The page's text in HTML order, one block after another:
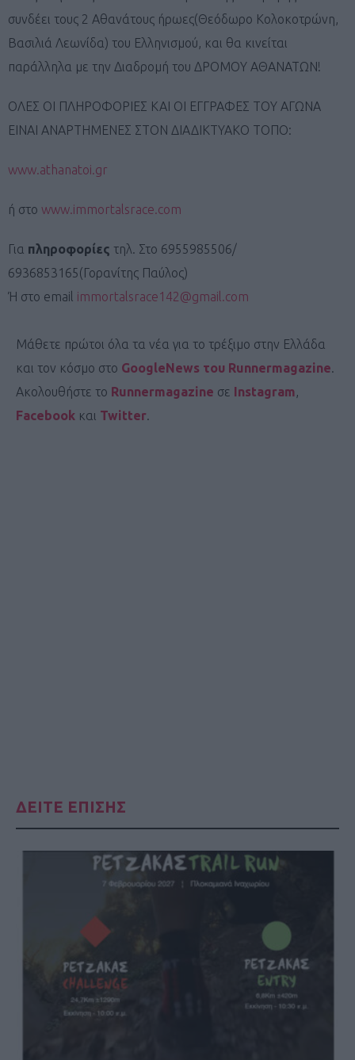
συνδέει τους 2 Αθανάτους ήρωες(Θεόδωρο Κολοκοτρώνη,
Βασιλιά Λεωνίδα) του Ελληνισμού, και θα κινείται
παράλληλα με την Διαδρομή του ΔΡΟΜΟΥ ΑΘΑΝΑΤΩΝ!
ΟΛΕΣ ΟΙ ΠΛΗΡΟΦΟΡΙΕΣ ΚΑΙ ΟΙ ΕΓΓΡΑΦΕΣ ΤΟΥ ΑΓΩΝΑ
ΕΙΝΑΙ ΑΝΑΡΤΗΜΕΝΕΣ ΣΤΟΝ ΔΙΑΔΙΚΤΥΑΚΟ ΤΟΠΟ:
www.athanatoi.gr
ή στο www.immortalsrace.com
Για πληροφορίες τηλ. Στο 6955985506/
6936853165(Γορανίτης Παύλος)
Ή στο email immortalsrace142@gmail.com
Μάθετε πρώτοι όλα τα νέα για το τρέξιμο στην Ελλάδα
και τον κόσμο στο GoogleNews του Runnermagazine.
Ακολουθήστε το Runnermagazine σε Instagram,
Facebook και Twitter.
ΔΕΙΤΕ ΕΠΙΣΗΣ